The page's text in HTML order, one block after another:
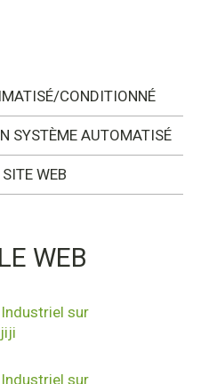
CONDITIONNÉ
SYSTÈME AUTOMATISÉ
WEB
WEB